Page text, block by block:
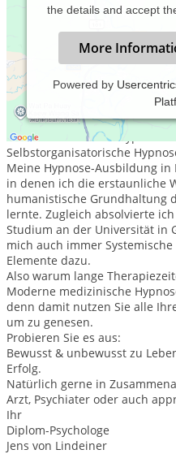
the details and accept
More
Powered by
HypnoseTherapie in Duisburg
In meiner Arbeit wende ich
Form medizinischer Hypnose
Selbstorganisatorische
Meine Hypnose-Ausbildung
in denen ich die erstaunliche
humanistische Grundhaltung
lernte. Zugleich absolvierte
Studium an der Universität in
mich auch immer
Elemente dazu.
Also warum lange
Moderne medizinische
denn damit nutzen Sie alle
um zu genesen.
Probieren Sie es aus:
Bewusst & unbewusst zu
Erfolg.
Natürlich gerne in
Arzt, Psychiater oder auch
Ihr
Diplom-Psychologe
Jens von Lindeiner